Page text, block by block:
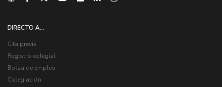
DIRECTO A...
Cita previa
Registro colegial
Bolsa de empleo
Colegiación